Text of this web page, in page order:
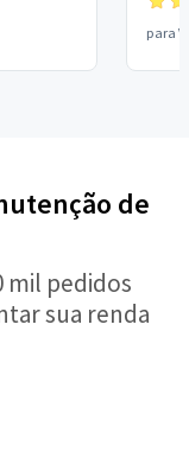
para
de
mil pedidos
sua renda